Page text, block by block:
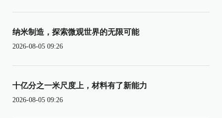
纳米制造，探索微观世界的无限可能
2026-08-05 09:26
十亿分之一米尺度上，材料有了新能力
2026-08-05 09:26